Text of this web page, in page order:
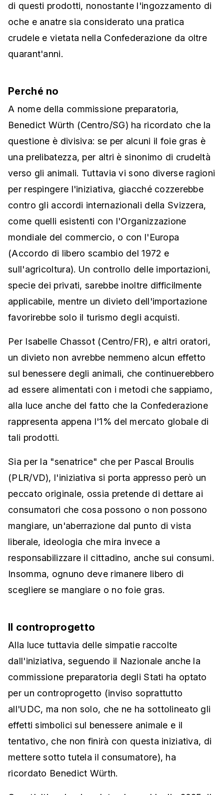
di questi prodotti, nonostante l'ingozzamento di
oche e anatre sia considerato una pratica
crudele e vietata nella Confederazione da oltre
quarant'anni.
Perché no
A nome della commissione preparatoria,
Benedict Würth (Centro/SG) ha ricordato che la
questione è divisiva: se per alcuni il foie gras è
una prelibatezza, per altri è sinonimo di crudeltà
verso gli animali. Tuttavia vi sono diverse ragioni
per respingere l'iniziativa, giacché cozzerebbe
contro gli accordi internazionali della Svizzera,
come quelli esistenti con l'Organizzazione
mondiale del commercio, o con l'Europa
(Accordo di libero scambio del 1972 e
sull'agricoltura). Un controllo delle importazioni,
specie dei privati, sarebbe inoltre difficilmente
applicabile, mentre un divieto dell'importazione
favorirebbe solo il turismo degli acquisti.
Per Isabelle Chassot (Centro/FR), e altri oratori,
un divieto non avrebbe nemmeno alcun effetto
sul benessere degli animali, che continuerebbero
ad essere alimentati con i metodi che sappiamo,
alla luce anche del fatto che la Confederazione
rappresenta appena l'1% del mercato globale di
tali prodotti.
Sia per la "senatrice" che per Pascal Broulis
(PLR/VD), l'iniziativa si porta appresso però un
peccato originale, ossia pretende di dettare ai
consumatori che cosa possono o non possono
mangiare, un'aberrazione dal punto di vista
liberale, ideologia che mira invece a
responsabilizzare il cittadino, anche sui consumi.
Insomma, ognuno deve rimanere libero di
scegliere se mangiare o no foie gras.
Il controprogetto
Alla luce tuttavia delle simpatie raccolte
dall'iniziativa, seguendo il Nazionale anche la
commissione preparatoria degli Stati ha optato
per un controprogetto (inviso soprattutto
all'UDC, ma non solo, che ne ha sottolineato gli
effetti simbolici sul benessere animale e il
tentativo, che non finirà con questa iniziativa, di
mettere sotto tutela il consumatore), ha
ricordato Benedict Würth.